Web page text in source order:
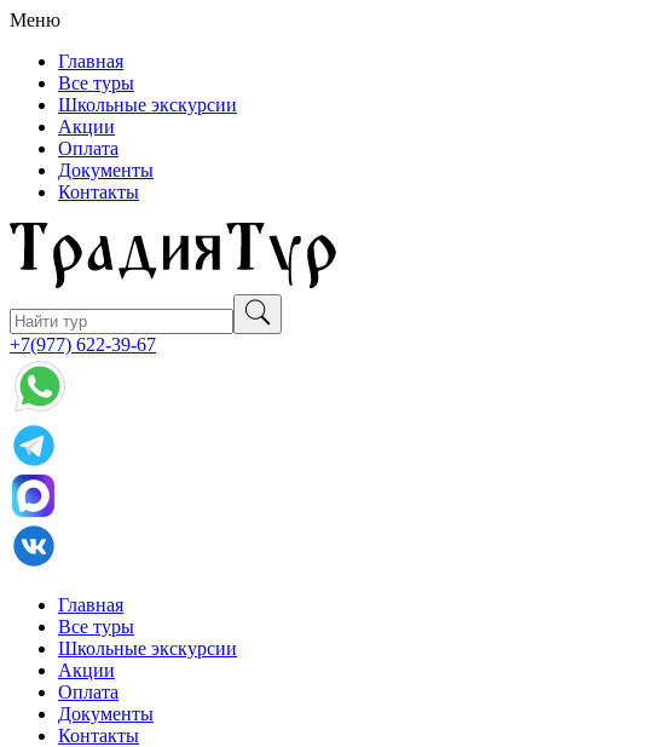
Меню
Главная
Все туры
Школьные экскурсии
Акции
Оплата
Документы
Контакты
+7(977) 622-39-67
Главная
Все туры
Школьные экскурсии
Акции
Оплата
Документы
Контакты